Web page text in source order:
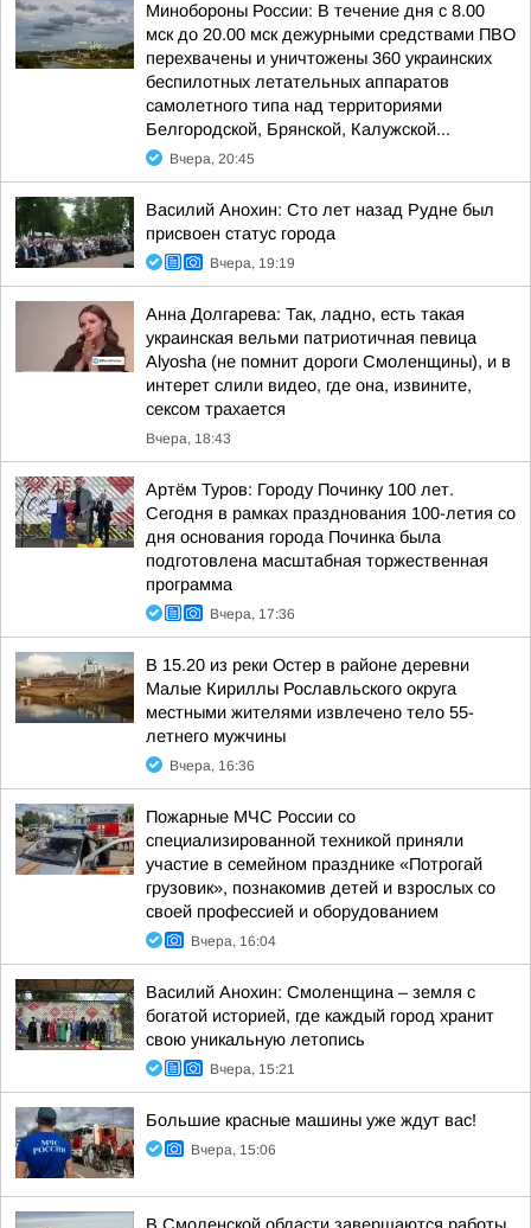
Минобороны России: В течение дня с 8.00
мск до 20.00 мск дежурными средствами ПВО
перехвачены и уничтожены 360 украинских
беспилотных летательных аппаратов
самолетного типа над территориями
Белгородской, Брянской, Калужской...
Вчера, 20:45
Василий Анохин: Сто лет назад Рудне был
присвоен статус города
Вчера, 19:19
Анна Долгарева: Так, ладно, есть такая
украинская вельми патриотичная певица
Alyosha (не помнит дороги Смоленщины), и в
интерет слили видео, где она, извините,
сексом трахается
Вчера, 18:43
Артём Туров: Городу Починку 100 лет.
Сегодня в рамках празднования 100-летия со
дня основания города Починка была
подготовлена масштабная торжественная
программа
Вчера, 17:36
В 15.20 из реки Остер в районе деревни
Малые Кириллы Рославльского округа
местными жителями извлечено тело 55-
летнего мужчины
Вчера, 16:36
Пожарные МЧС России со
специализированной техникой приняли
участие в семейном празднике «Потрогай
грузовик», познакомив детей и взрослых со
своей профессией и оборудованием
Вчера, 16:04
Василий Анохин: Смоленщина – земля с
богатой историей, где каждый город хранит
свою уникальную летопись
Вчера, 15:21
Большие красные машины уже ждут вас!
Вчера, 15:06